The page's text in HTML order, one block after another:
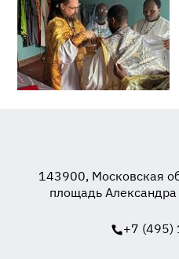
143900, Московская
площадь
+7 (495)